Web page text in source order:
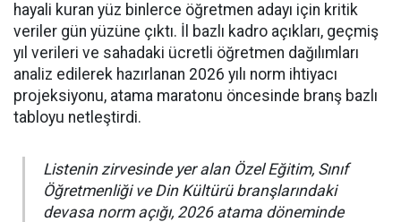
hayali kuran yüz binlerce öğretmen adayı için kritik
veriler gün yüzüne çıktı. İl bazlı kadro açıkları, geçmiş
yıl verileri ve sahadaki ücretli öğretmen dağılımları
analiz edilerek hazırlanan 2026 yılı norm ihtiyacı
projeksiyonu, atama maratonu öncesinde branş bazlı
tabloyu netleştirdi.
Listenin zirvesinde yer alan Özel Eğitim, Sınıf
Öğretmenliği ve Din Kültürü branşlarındaki
devasa norm açığı, 2026 atama döneminde